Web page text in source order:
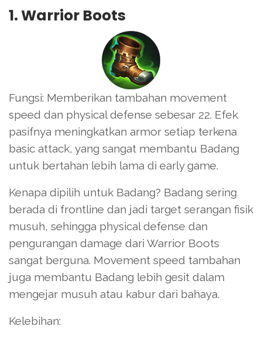
1. Warrior Boots
Fungsi: Memberikan tambahan movement
speed dan physical defense sebesar 22. Efek
pasifnya meningkatkan armor setiap terkena
basic attack, yang sangat membantu Badang
untuk bertahan lebih lama di early game.
Kenapa dipilih untuk Badang? Badang sering
berada di frontline dan jadi target serangan fisik
musuh, sehingga physical defense dan
pengurangan damage dari Warrior Boots
sangat berguna. Movement speed tambahan
juga membantu Badang lebih gesit dalam
mengejar musuh atau kabur dari bahaya.
Kelebihan: